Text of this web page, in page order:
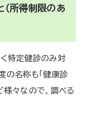
所得制限のあ
く特定健診のみ対
の名称も「健康診
様々なので、調べる